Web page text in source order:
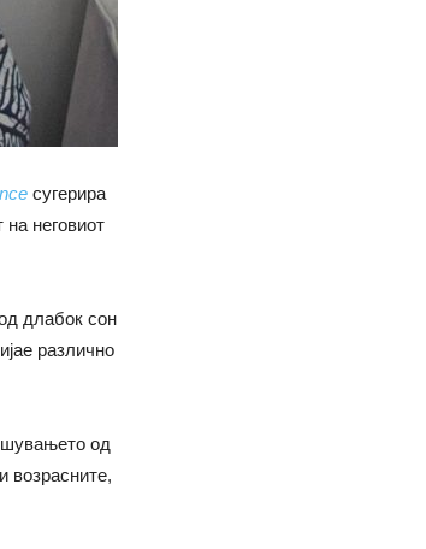
сугерира
на неговиот
длабок сон
различно
од
возрасните,